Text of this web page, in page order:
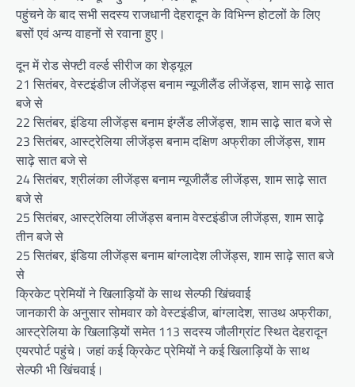
पहुंचने के बाद सभी सदस्य राजधानी देहरादून के विभिन्न होटलों के लिए
बसों एवं अन्य वाहनों से रवाना हुए।
दून में रोड सेफ्टी वर्ल्‍ड सीरीज का शेड्यूल
21 सितंबर, वेस्टइंडीज लीजेंड्स बनाम न्यूजीलैंड लीजेंड्स, शाम साढ़े सात
बजे से
22 सितंबर, इंडिया लीजेंड्स बनाम इंग्लैंड लीजेंड्स, शाम साढ़े सात बजे से
23 सितंबर, आस्ट्रेलिया लीजेंड्स बनाम दक्षिण अफ्रीका लीजेंड्स, शाम
साढ़े सात बजे से
24 सितंबर, श्रीलंका लीजेंड्स बनाम न्यूजीलैंड लीजेंड्स, शाम साढ़े सात
बजे से
25 सितंबर, आस्ट्रेलिया लीजेंड्स बनाम वेस्टइंडीज लीजेंड्स, शाम साढ़े
तीन बजे से
25 सितंबर, इंडिया लीजेंड्स बनाम बांग्लादेश लीजेंड्स, शाम साढ़े सात बजे
से
क्रिकेट प्रेमियों ने खिलाड़ियों के साथ सेल्फी खिंचवाई
जानकारी के अनुसार सोमवार को वेस्टइंडीज, बांग्लादेश, साउथ अफ्रीका,
आस्ट्रेलिया के खिलाड़ियों समेत 113 सदस्य जौलीग्रांट स्थित देहरादून
एयरपोर्ट पहुंचे। जहां कई क्रिकेट प्रेमियों ने कई खिलाड़ियों के साथ
सेल्फी भी खिंचवाई।